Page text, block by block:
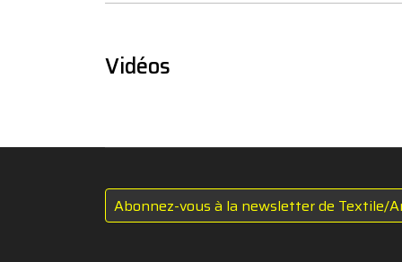
Vidéos
Abonnez-vous à la newsletter de Textile/